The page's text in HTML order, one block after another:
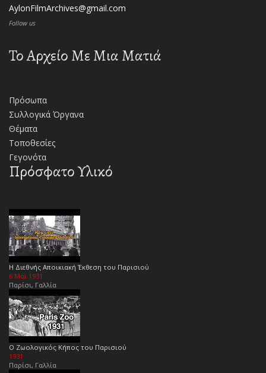
AylonFilmArchives@gmail.com
Follow us
Το Αρχείο Με Μια Ματιά
Πρόσωπα
Συλλογικά Όργανα
Θέματα
Τοποθεσίες
Γεγονότα
Πρόσφατο Υλικό
Η Διεθνής Αποικιακή Έκθεση του Παρισιού
6 Μαϊ 1931
Παρίσι, Γαλλία
Ο Ζωολογικός Κήπος του Παρισιού
1931
Παρίσι, Γαλλία